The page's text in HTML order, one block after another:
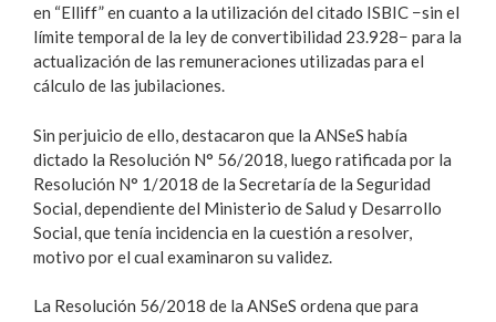
en “Elliff” en cuanto a la utilización del citado ISBIC −sin el
límite temporal de la ley de convertibilidad 23.928− para la
actualización de las remuneraciones utilizadas para el
cálculo de las jubilaciones.
Sin perjuicio de ello, destacaron que la ANSeS había
dictado la Resolución N° 56/2018, luego ratificada por la
Resolución N° 1/2018 de la Secretaría de la Seguridad
Social, dependiente del Ministerio de Salud y Desarrollo
Social, que tenía incidencia en la cuestión a resolver,
motivo por el cual examinaron su validez.
La Resolución 56/2018 de la ANSeS ordena que para